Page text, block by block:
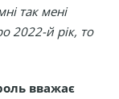
так мені
2022-й рік, то
вважає